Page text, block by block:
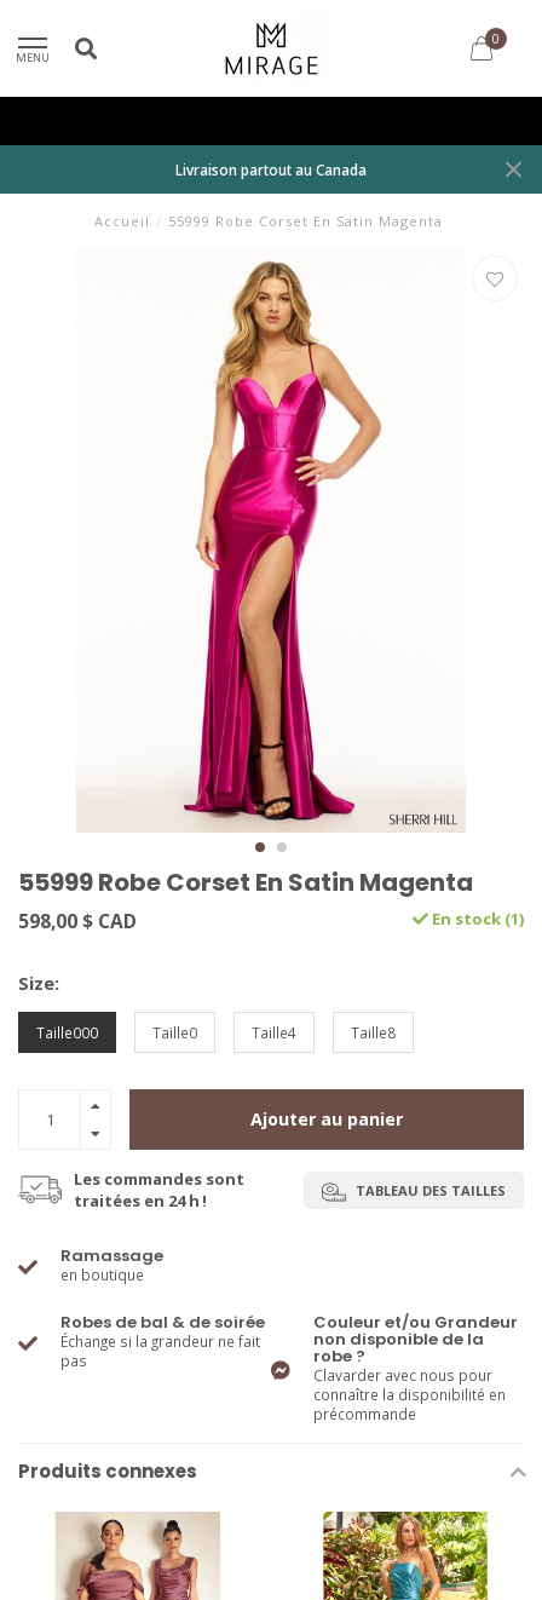
MENU
0
Livraison partout au Canada
Accueil / 55999 Robe Corset En Satin Magenta
55999 Robe Corset En Satin Magenta
598,00 $ CAD En stock (1)
Size:
Taille000 Taille0 Taille4 Taille8
Ajouter au panier
Les commandes sont
traitées en 24 h !
TABLEAU DES TAILLES
Ramassage
en boutique
Robes de bal & de soirée
Échange si la grandeur ne fait
pas
Couleur et/ou Grandeur
non disponible de la
robe ?
Clavarder avec nous pour
connaître la disponibilité en
précommande
Produits connexes